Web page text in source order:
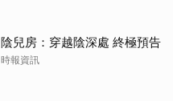
陰兒房：穿越陰深處 終極預告
時報資訊